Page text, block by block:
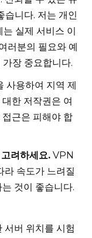
습니다. 저는 개인
실제 서비스 이
러분의 필요와 예
장 중요합니다.
사용하여 지역 제
한 저작권은 여
근은 피해야 합
려하세요. VPN
라 속도가 느려질
것이 좋습니다.
서버 위치를 시험